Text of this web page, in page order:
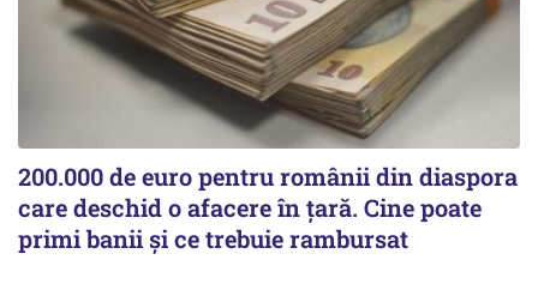
200.000 de euro pentru românii din diaspora
care deschid o afacere în țară. Cine poate
primi banii și ce trebuie rambursat